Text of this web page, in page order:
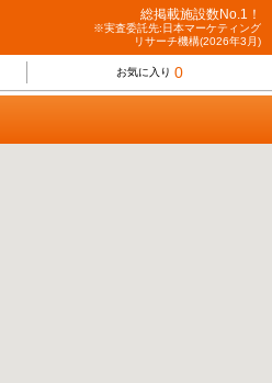
総掲載施設数No.1！
※実査委託先:日本マーケティング
リサーチ機構(2026年3月)
お気に入り 0